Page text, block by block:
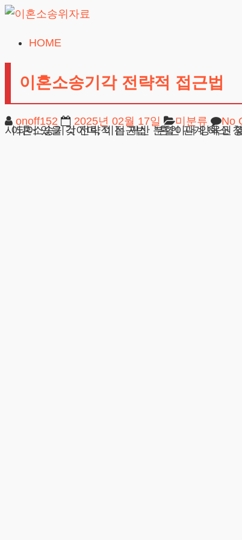
Skip
content
혼
송
위
HOME
이혼소송기각 전략적 접근법
onoff152 2025년 02월 17일 미분류 No
이혼소송기각 전략적 접근법 ‘혼인 관계 해소 청구서’는 한 배우자가 다른 배우자에게 결혼 생활 종료를 공식적